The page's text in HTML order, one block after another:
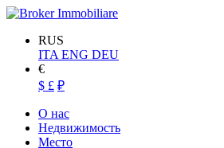
RUS
ITA ENG DEU
€
$ £ ₽
О нас
Недвижимость
Место